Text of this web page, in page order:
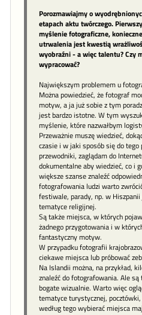
Porozmawiajmy o
etapach aktu twórczego.
myślenie fotograficzne,
utrwalenia jest kwestią
wyobraźni - a więc talentu? Czy
wypracować?
Największym problemem u
Można powiedzieć, że fotograf
motyw, a ja już sobie z tym
jest bardzo istotne. W tym
myślenie, które nazwałbym
Przeważnie muszę wiedzieć,
czasie i w jaki sposób się do
przewodniki, zaglądam do
dokumentalne aby wiedzieć, co i
większe szanse znaleźć
fotografowania ludzi warto
festiwale, parady, np. w
tematyce religijnej.
Są także miejsca, w których
żadnego przygotowania i w
fantastyczny motyw.
W przypadku fotografii
ciekawe miejsca lub próbować
Na Islandii można, na przykład,
znaleźć do fotografowania. Ale
bogate wizualnie. Warto więc
tematyce turystycznej,
według tego wybierać miejsca